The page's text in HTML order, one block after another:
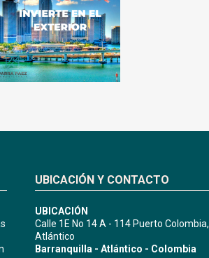
UBICACIÓN Y CONTACTO
UBICACIÓN
Calle 1E No 14 A - 114 Puerto Colombia,
Atlántico
Barranquilla - Atlántico - Colombia